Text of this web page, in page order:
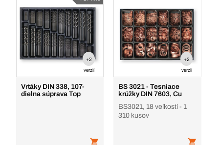
+2
verzií
Vrtáky DIN 338, 107-
dielna súprava Top
+2
verzií
BS 3021 - Tesniace
krúžky DIN 7603, Cu
BS3021, 18 veľkostí - 1
310 kusov